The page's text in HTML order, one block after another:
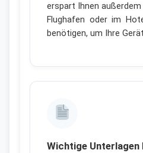
erspart Ihnen
Flughafen oder im
benötigen, um Ihre
Wichtige Unterlagen